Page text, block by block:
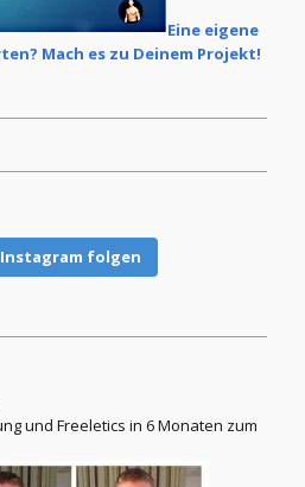
Eine eigene
Mach es zu Deinem Projekt!
folgen
und Freeletics in 6 Monaten zum